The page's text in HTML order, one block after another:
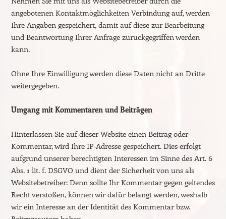
angebotenen Kontaktmöglichkeiten Verbindung auf, werden
Ihre Angaben gespeichert, damit auf diese zur Bearbeitung
und Beantwortung Ihrer Anfrage zurückgegriffen werden
kann.
Ohne Ihre Einwilligung werden diese Daten nicht an Dritte
weitergegeben.
Umgang mit Kommentaren und Beiträgen
Hinterlassen Sie auf dieser Website einen Beitrag oder
Kommentar, wird Ihre IP-Adresse gespeichert. Dies erfolgt
aufgrund unserer berechtigten Interessen im Sinne des Art. 6
Abs. 1 lit. f. DSGVO und dient der Sicherheit von uns als
Websitebetreiber: Denn sollte Ihr Kommentar gegen geltendes
Recht verstoßen, können wir dafür belangt werden, weshalb
wir ein Interesse an der Identität des Kommentar bzw.